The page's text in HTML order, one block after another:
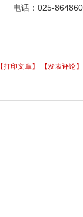
电话：025-
【打印文章】 【发表评论】